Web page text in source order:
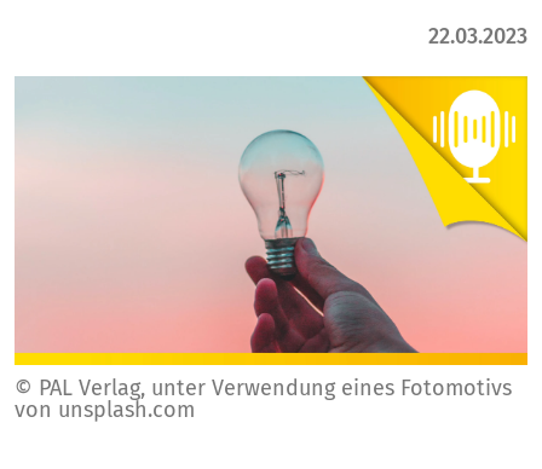
22.03.2023
© PAL Verlag, unter Verwendung eines Fotomotivs
von unsplash.com